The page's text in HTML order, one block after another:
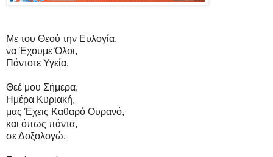
Με του Θεού την Ευλογία,
να Έχουμε Όλοι,
Πάντοτε Υγεία.
Θεέ μου Σήμερα,
Ημέρα Κυριακή,
μας Έχεις Καθαρό Ουρανό,
και όπως πάντα,
σε Δοξολογώ.